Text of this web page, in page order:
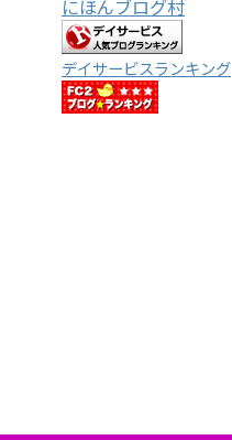
にほんブログ村
デイサービスランキング